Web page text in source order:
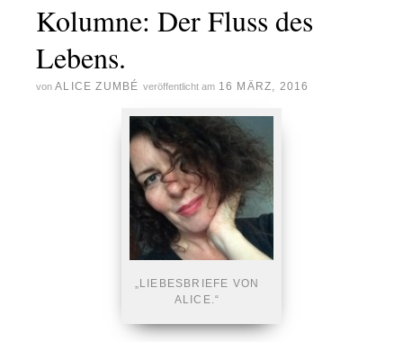
Kolumne: Der Fluss des
Lebens.
von ALICE ZUMBÉ veröffentlicht am 16 MÄRZ, 2016
„LIEBESBRIEFE VON
ALICE.“